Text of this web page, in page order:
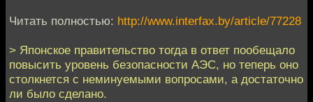
Читать полностью: http://www.interfax.by/article/77228
> Японское правительство тогда в ответ пообещало
повысить уровень безопасности АЭС, но теперь оно
столкнется с неминуемыми вопросами, а достаточно
ли было сделано.